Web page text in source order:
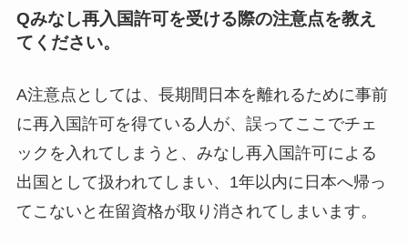
Qみなし再入国許可を受ける際の注意点を教え
てください。
A注意点としては、長期間日本を離れるために事前
に再入国許可を得ている人が、誤ってここでチェ
ックを入れてしまうと、みなし再入国許可による
出国として扱われてしまい、1年以内に日本へ帰っ
てこないと在留資格が取り消されてしまいます。